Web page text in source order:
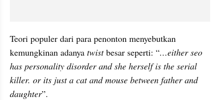
Teori populer dari para penonton menyebutkan
kemungkinan adanya twist besar seperti: “…either seo
has personality disorder and she herself is the serial
killer. or its just a cat and mouse between father and
daughter”.